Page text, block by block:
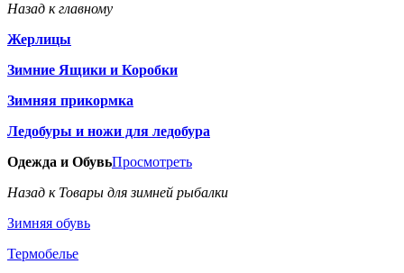
Назад к главному
Жерлицы
Зимние Ящики и Коробки
Зимняя прикормка
Ледобуры и ножи для ледобура
Одежда и ОбувьПросмотреть
Назад к Товары для зимней рыбалки
Зимняя обувь
Термобелье